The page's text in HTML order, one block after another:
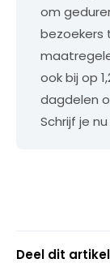
om
bezoekers
ook bij op
dagdelen
Schrijf je
Deel dit artikel